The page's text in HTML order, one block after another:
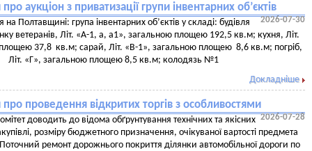
аукціон з приватизації групи інвентарних об’єктів
2026-07-30
на Полтавщині: група інвентарних об’єктів у складі: будівля
ветеранів, Літ. «А-1, а, а1», загальною площею 192,5 кв.м; кухня, Літ.
37,8 кв.м; сарай, Літ. «В-1», загальною площею 8,6 кв.м; погріб,
Літ. «Г», загальною площею 8,5 кв.м; колодязь №1
Докладніше
проведення відкритих торгів з особливостями
2026-07-28
доводить до відома обґрунтування технічних та якісних
розміру бюджетного призначення, очікуваної вартості предмета
ремонт дорожнього покриття ділянки автомобільної дороги по